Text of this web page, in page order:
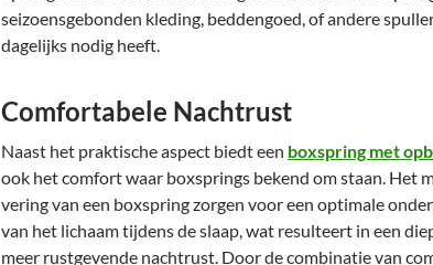
seizoensgebonden kleding, beddengoed, of andere
dagelijks nodig heeft.
Comfortabele Nachtrust
Naast het praktische aspect biedt een boxspring met
ook het comfort waar boxsprings bekend om staan. Het
vering van een boxspring zorgen voor een optimale
van het lichaam tijdens de slaap, wat resulteert in een
meer rustgevende nachtrust. Door de combinatie van